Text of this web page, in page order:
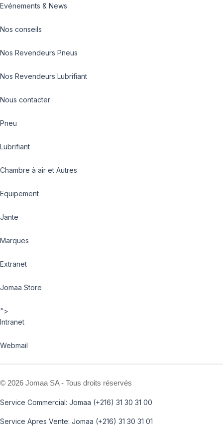
Evénements & News
Nos conseils
Nos Revendeurs Pneus
Nos Revendeurs Lubrifiant
Nous contacter
Pneu
Lubrifiant
Chambre à air et Autres
Equipement
Jante
Marques
Extranet
Jomaa Store
">
Intranet
Webmail
© 2026 Jomaa SA - Tous droits réservés
Service Commercial: Jomaa (+216) 31 30 31 00
Service Apres Vente: Jomaa (+216) 31 30 31 01